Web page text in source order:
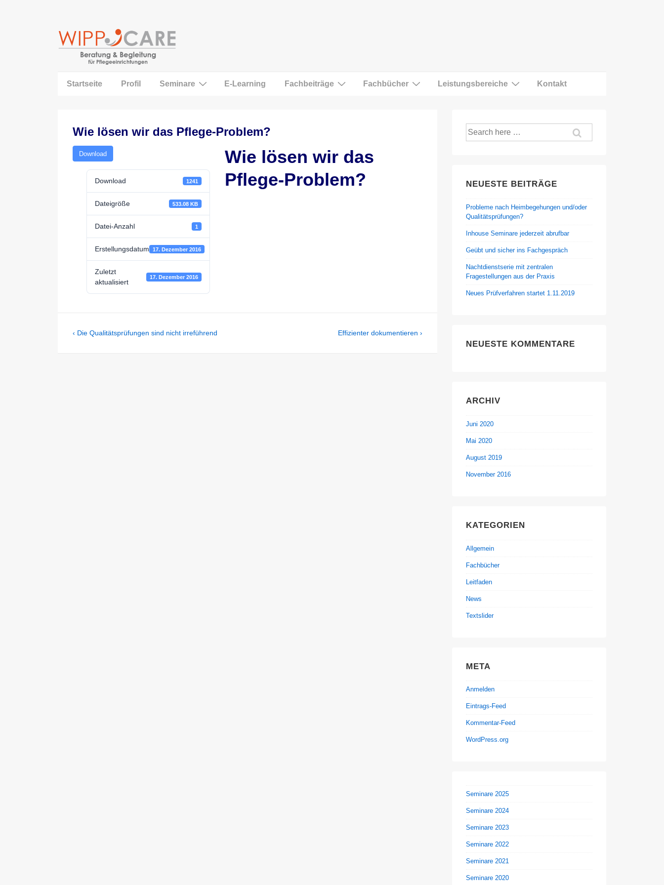
Navigation
Startseite Profil Seminare E-Learning Fachbeiträge Fachbücher Leistungsbereiche Kontakt
Wie lösen wir das Pflege-Problem?
Download
Download 1241
Dateigröße 533.08 KB
Datei-Anzahl 1
Erstellungsdatum 17. Dezember 2016
Zuletzt
aktualisiert
17. Dezember 2016
Wie lösen wir das
Pflege-Problem?
Beitragsnavigation
Previous
‹ Die Qualitätsprüfungen sind nicht irreführend
Next
Effizienter dokumentieren ›
Suche
nach:
NEUESTE BEITRÄGE
Probleme nach Heimbegehungen und/oder
Qualitätsprüfungen?
Inhouse Seminare jederzeit abrufbar
Geübt und sicher ins Fachgespräch
Nachtdienstserie mit zentralen
Fragestellungen aus der Praxis
Neues Prüfverfahren startet 1.11.2019
NEUESTE KOMMENTARE
ARCHIV
Juni 2020
Mai 2020
August 2019
November 2016
KATEGORIEN
Allgemein
Fachbücher
Leitfaden
News
Textslider
META
Anmelden
Eintrags-Feed
Kommentar-Feed
WordPress.org
Seminare 2025
Seminare 2024
Seminare 2023
Seminare 2022
Seminare 2021
Seminare 2020